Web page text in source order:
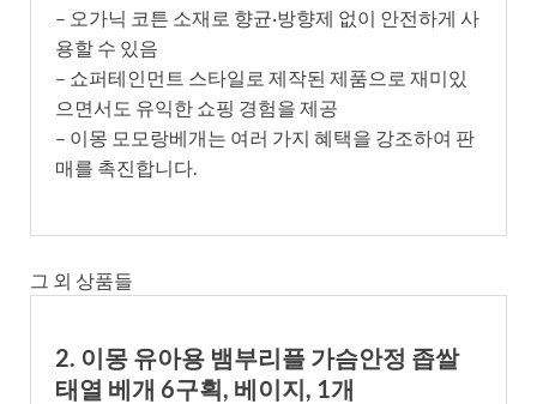
– 오가닉 코튼 소재로 향균·방향제 없이 안전하게 사
용할 수 있음
– 쇼퍼테인먼트 스타일로 제작된 제품으로 재미있
으면서도 유익한 쇼핑 경험을 제공
– 이몽 모모랑베개는 여러 가지 혜택을 강조하여 판
매를 촉진합니다.
그 외 상품들
2. 이몽 유아용 뱀부리플 가슴안정 좁쌀
태열 베개 6구획, 베이지, 1개